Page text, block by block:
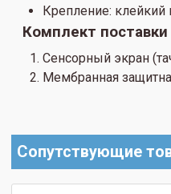
Крепление: клейкий
Комплект поставки
Сенсорный экран
Мембранная
Сопутствующие